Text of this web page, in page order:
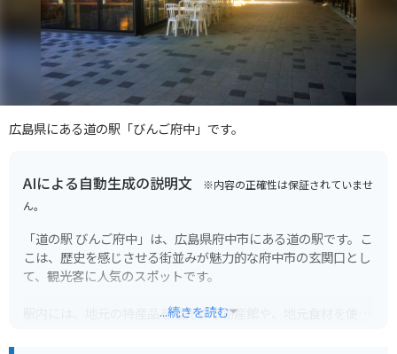
広島県にある道の駅「びんご府中」です。
AIによる自動生成の説明文 ※内容の正確性は保証されていませ
ん。
「道の駅 びんご府中」は、広島県府中市にある道の駅です。こ
こは、歴史を感じさせる街並みが魅力的な府中市の玄関口とし
て、観光客に人気のスポットです。
駅内には、地元の特産品を販売する物産館や、地元食材を使っ
...続きを読む